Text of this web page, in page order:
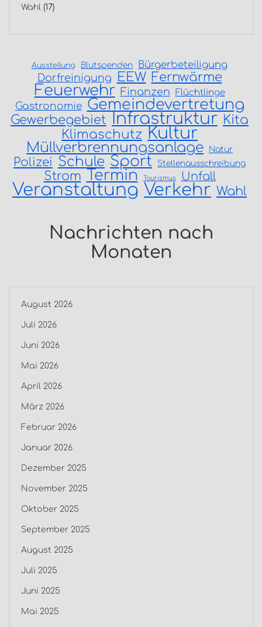
Wahl (17)
Ausstellung Blutspenden Bürgerbeteiligung
Dorfreinigung EEW Fernwärme
Feuerwehr Finanzen Flüchtlinge
Gastronomie Gemeindevertretung
Gewerbegebiet Infrastruktur Kita
Klimaschutz Kultur
Müllverbrennungsanlage Natur
Polizei Schule Sport Stellenausschreibung
Strom Termin Tourismus Unfall
Veranstaltung Verkehr Wahl
Nachrichten nach
Monaten
August 2026
Juli 2026
Juni 2026
Mai 2026
April 2026
März 2026
Februar 2026
Januar 2026
Dezember 2025
November 2025
Oktober 2025
September 2025
August 2025
Juli 2025
Juni 2025
Mai 2025